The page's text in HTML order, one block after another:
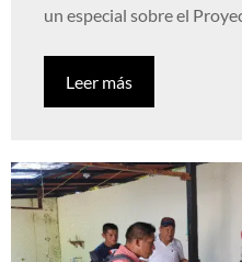
un especial sobre el
Leer más